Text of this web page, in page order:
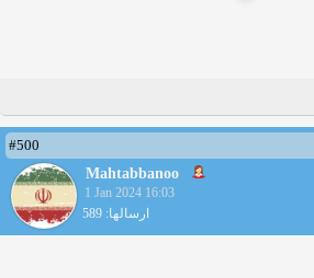
#500
Mahtabbanoo
1 Jan 2024 16:03
ارسالها: 589